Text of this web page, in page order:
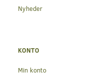
Nyheder
KONTO
Min konto